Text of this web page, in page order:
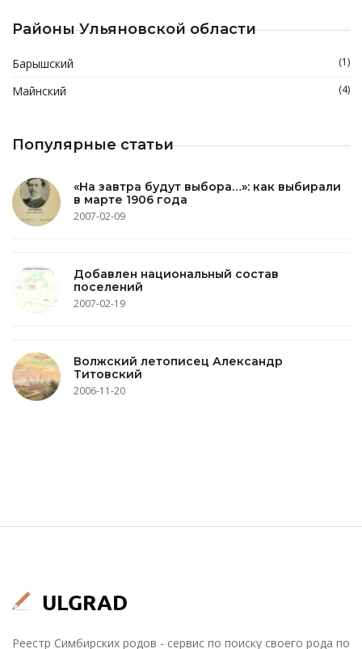
Районы Ульяновской области
Барышский (1)
Майнский (4)
Популярные статьи
«На завтра будут выбора…»: как выбирали
в марте 1906 года
2007-02-09
Добавлен национальный состав
поселений
2007-02-19
Волжский летописец Александр
Титовский
2006-11-20
Реестр Симбирских родов - сервис по поиску своего рода по